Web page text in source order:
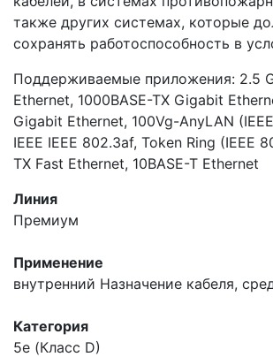
также других системах, которые
сохранять работоспособность в
Поддерживаемые приложения: 2.5
Ethernet, 1000BASE-TX Gigabit
Gigabit Ethernet, 100Vg-AnyLAN
IEEE IEEE 802.3af, Token Ring (IEEE
TX Fast Ethernet, 10BASE-T Ethernet
Линия
Премиум
Применение
внутренний Назначение кабеля,
Категория
5e (Класс D)